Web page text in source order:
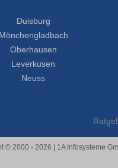
Duisburg
Oberhausen
Leverkusen
Neuss
© 2000 - 2026 | 1A Infosysteme